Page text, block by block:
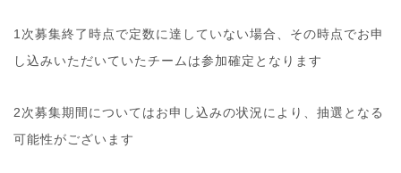
1次募集終了時点で定数に達していない場合、その時点でお申
し込みいただいていたチームは参加確定となります
2次募集期間についてはお申し込みの状況により、抽選となる
可能性がございます